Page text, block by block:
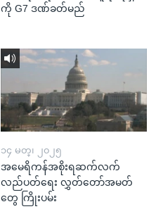
ကို G7 ဒဏ်ခတ်မည်
၁၄ မတ္၊ ၂၀၂၅
အမေရိကန်အစိုးရဆက်လက်
လည်ပတ်ရေး လွှတ်တော်အမတ်
တွေ ကြိုးပမ်း